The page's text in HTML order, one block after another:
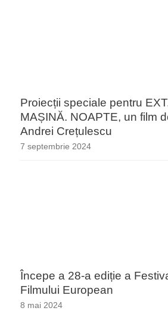
Proiecții speciale pentru
MAȘINĂ. NOAPTE, un film
Andrei Crețulescu
7 septembrie 2024
Începe a 28-a ediție a
Filmului European
8 mai 2024